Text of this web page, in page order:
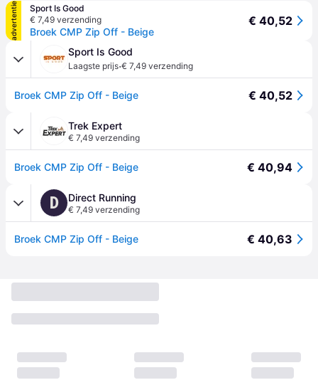
advertentie
Sport Is Good
€ 7,49 verzending
Broek CMP Zip Off - Beige
€ 40,52
Sport Is Good
Laagste prijs·€ 7,49 verzending
Broek CMP Zip Off - Beige € 40,52
Trek Expert
€ 7,49 verzending
Broek CMP Zip Off - Beige € 40,94
D Direct Running
€ 7,49 verzending
Broek CMP Zip Off - Beige € 40,63